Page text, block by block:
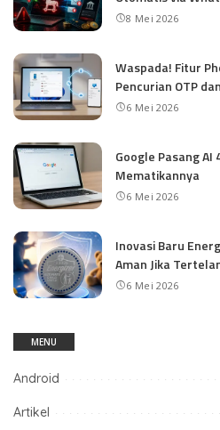
8 Mei 2026
Waspada! Fitur
Pencurian OTP
6 Mei 2026
Google Pasang AI
Mematikannya
6 Mei 2026
Inovasi Baru
Aman Jika
6 Mei 2026
MENU
Android
Artikel